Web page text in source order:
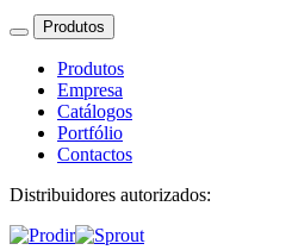
Produtos
Produtos
Empresa
Catálogos
Portfólio
Contactos
Distribuidores autorizados: